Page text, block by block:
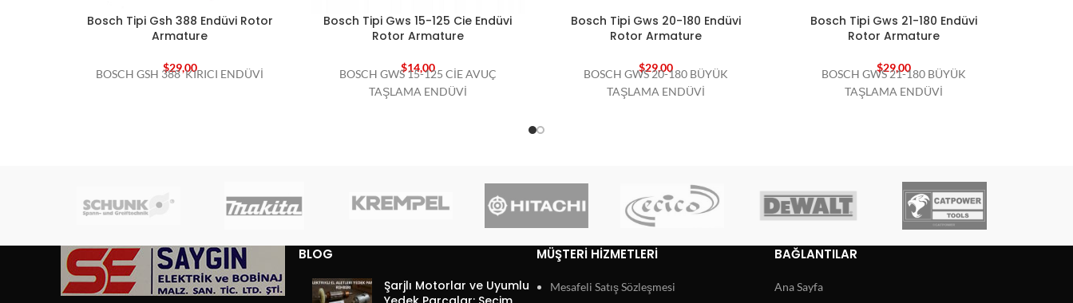
Bosch Tipi Gsh 388 Endüvi Rotor
Armature
$29,00
BOSCH GSH 388 KIRICI ENDÜVİ
Bosch Tipi Gws 15-125 Cie Endüvi
Rotor Armature
$14,00
BOSCH GWS 15-125 CİE AVUÇ
TAŞLAMA ENDÜVİ
Bosch Tipi Gws 20-180 Endüvi
Rotor Armature
$29,00
BOSCH GWS 20-180 BÜYÜK
TAŞLAMA ENDÜVİ
Bosch Tipi Gws 21-180 Endüvi
Rotor Armature
$29,00
BOSCH GWS 21-180 BÜYÜK
TAŞLAMA ENDÜVİ
BLOG
Şarjlı Motorlar ve Uyumlu
MÜŞTERI HIZMETLERI
Mesafeli Satış Sözleşmesi
BAĞLANTILAR
Ana Sayfa